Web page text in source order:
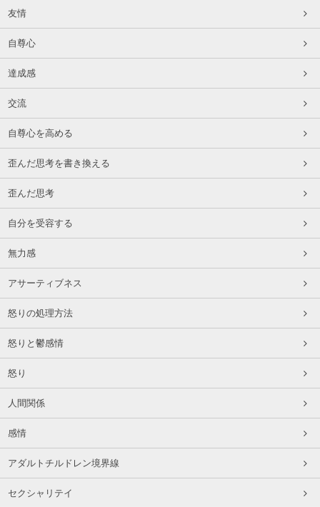
友情
自尊心
達成感
交流
自尊心を高める
歪んだ思考を書き換える
歪んだ思考
自分を受容する
無力感
アサーティブネス
怒りの処理方法
怒りと鬱感情
怒り
人間関係
感情
アダルトチルドレン境界線
セクシャリテイ